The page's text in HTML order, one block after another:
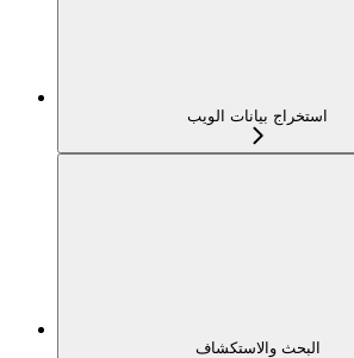
استخراج بيانات الويب
البحث والاستكشاف